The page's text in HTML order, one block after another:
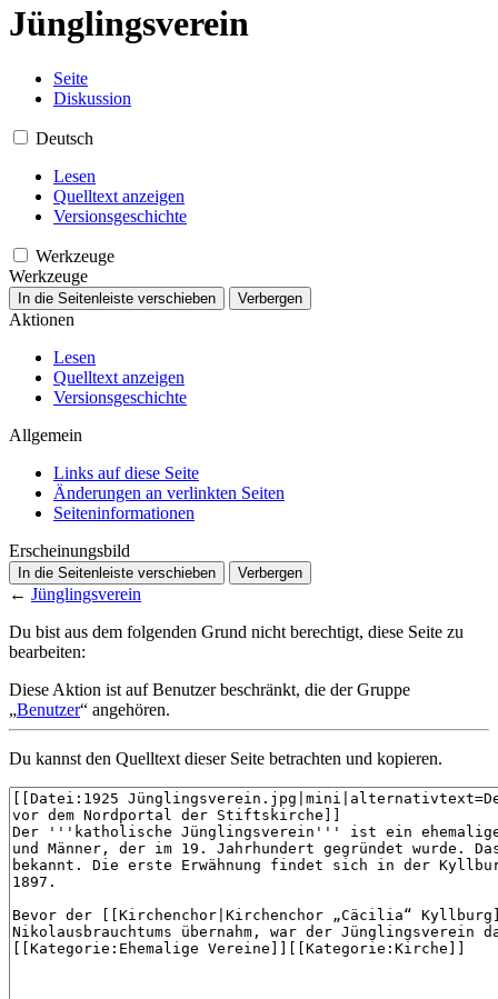
Jünglingsverein
Seite
Diskussion
Deutsch
Lesen
Quelltext anzeigen
Versionsgeschichte
Werkzeuge
Werkzeuge
In die Seitenleiste verschieben Verbergen
Aktionen
Lesen
Quelltext anzeigen
Versionsgeschichte
Allgemein
Links auf diese Seite
Änderungen an verlinkten Seiten
Seiten­­informationen
Erscheinungsbild
In die Seitenleiste verschieben Verbergen
← Jünglingsverein
Du bist aus dem folgenden Grund nicht berechtigt, diese Seite zu
bearbeiten:
Diese Aktion ist auf Benutzer beschränkt, die der Gruppe
„Benutzer“ angehören.
Du kannst den Quelltext dieser Seite betrachten und kopieren.